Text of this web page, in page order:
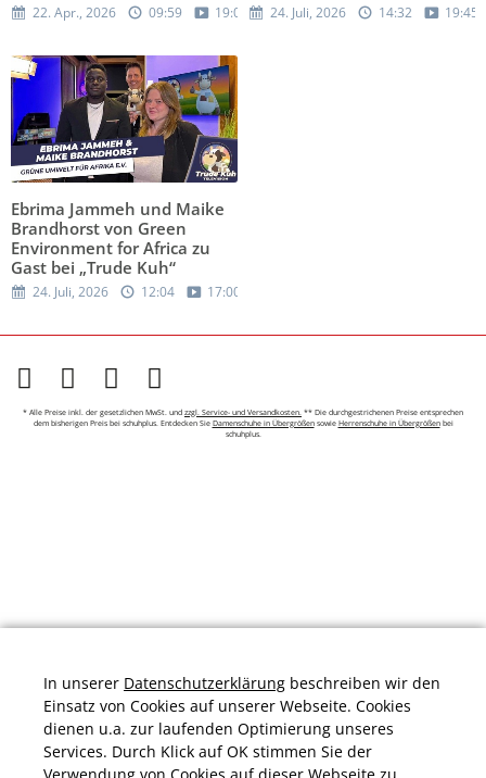
22. Apr., 2026 09:59 19:05 24. Juli, 2026 14:32 19:45
Ebrima Jammeh und Maike
Brandhorst von Green
Environment for Africa zu
Gast bei „Trude Kuh“
24. Juli, 2026 12:04 17:00
* Alle Preise inkl. der gesetzlichen MwSt. und zzgl. Service- und Versandkosten. ** Die durchgestrichenen Preise entsprechen
dem bisherigen Preis bei schuhplus. Entdecken Sie Damenschuhe in Übergrößensowie Herrenschuhe in Übergrößenbei
schuhplus.
In unserer Datenschutzerklärung beschreiben wir den
Einsatz von Cookies auf unserer Webseite. Cookies
dienen u.a. zur laufenden Optimierung unseres
Services. Durch Klick auf OK stimmen Sie der